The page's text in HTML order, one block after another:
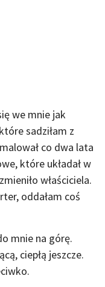
we mnie jak
sadziłam z
co dwa lata
które układał w
właściciela.
oddałam coś
mnie na górę.
ciepłą jeszcze.